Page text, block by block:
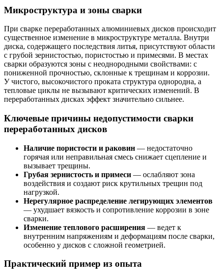
Микроструктура и зоны сварки
При сварке переработанных алюминиевых дисков происходит
существенное изменение в микроструктуре металла. Внутри
диска, содержащего последствия литья, присутствуют области
с грубой зернистостью, пористостью и примесями. В местах
сварки образуются зоны с неоднородными свойствами: с
пониженной прочностью, склонные к трещинам и коррозии.
У чистого, высокочистого проката структура однородна, а
тепловые циклы не вызывают критических изменений. В
переработанных дисках эффект значительно сильнее.
Ключевые причины недопустимости сварки
переработанных дисков
Наличие пористости и раковин — недостаточно
горячая или неправильная смесь снижает сцепление и
вызывает трещины.
Грубая зернистость и примеси — ослабляют зона
воздействия и создают риск крутильных трещин под
нагрузкой.
Нерегулярное распределение легирующих элементов
— ухудшает вязкость и сопротивление коррозии в зоне
сварки.
Изменение теплового расширения — ведет к
внутренним напряжениям и деформациям после сварки,
особенно у дисков с сложной геометрией.
Практический пример из опыта